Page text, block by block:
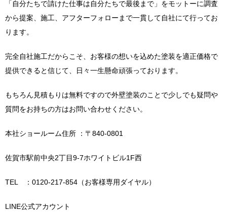
「自分たちで請けた仕事は自分たちで最後まで」をモットーに調査
から提案、施工、アフターフォローまで一貫して自社にて行ってお
ります。
完全自社施工だからこそ、お客様の想いを込めた塗装を適正価格で
提供できると信じて、日々一生懸命頑張っております。
もちろん見積もりは無料ですので外壁塗装のことで少しでも疑問や
質問をお持ちの方はお問い合わせください。
本社ショールーム住所 ：〒840-0801
佐賀市駅前中央2丁目9-7ホワイトビル1F西
TEL ：0120-217-854（お客様専用ダイヤル）
LINE公式アカウント